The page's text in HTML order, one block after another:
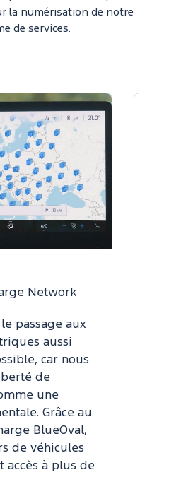
la numérisation de notre
de services.
Network
aux
aussi
car nous
de
une
Grâce au
BlueOval,
véhicules
à plus de